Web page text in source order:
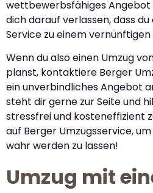
wettbewerbsfähiges Angebot
dich darauf verlassen, dass
Service zu einem
Wenn du also einen Umzug
planst, kontaktiere Berger
ein unverbindliches Angebot
steht dir gerne zur Seite und
stressfrei und kosteneffizient
auf Berger Umzugsservice,
wahr werden zu lassen!
Umzug mit